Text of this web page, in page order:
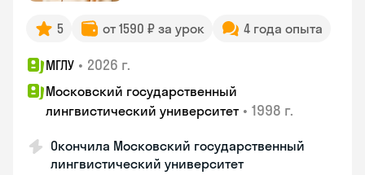
5 от 1590 ₽ за урок 4 года опыта
МГЛУ • 2026 г.
Московский государственный
лингвистический университет • 1998 г.
Окончила Московский государственный
лингвистический университет